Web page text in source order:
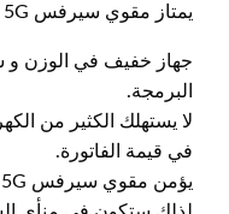
يمتاز مقوي سيرفس 5G بأنه:
جهاز خفيف في الوزن و
البرمجة.
لا يستهلك الكثير من
في قيمة الفاتورة.